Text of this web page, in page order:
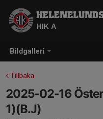
Bildgalleri
HIK A
Tillbaka
2025-02-16
1)(B.J)